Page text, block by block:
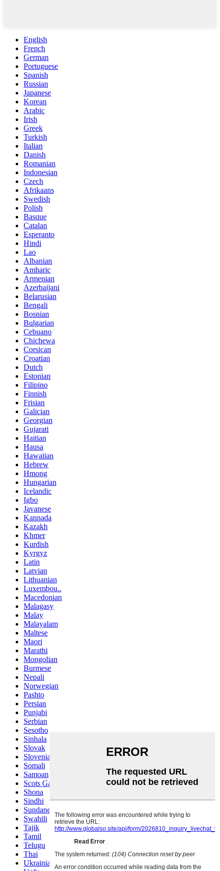
English
French
German
Portuguese
Spanish
Russian
Japanese
Korean
Arabic
Irish
Greek
Turkish
Italian
Danish
Romanian
Indonesian
Czech
Afrikaans
Swedish
Polish
Basque
Catalan
Esperanto
Hindi
Lao
Albanian
Amharic
Armenian
Azerbaijani
Belarusian
Bengali
Bosnian
Bulgarian
Cebuano
Chichewa
Corsican
Croatian
Dutch
Estonian
Filipino
Finnish
Frisian
Galician
Georgian
Gujarati
Haitian
Hausa
Hawaiian
Hebrew
Hmong
Hungarian
Icelandic
Igbo
Javanese
Kannada
Kazakh
Khmer
Kurdish
Kyrgyz
Latin
Latvian
Lithuanian
Luxembou..
Macedonian
Malagasy
Malay
Malayalam
Maltese
Maori
Marathi
Mongolian
Burmese
Nepali
Norwegian
Pashto
Persian
Punjabi
Serbian
Sesotho
Sinhala
Slovak
Slovenian
Somali
Samoan
Scots Gaelic
Shona
Sindhi
Sundanese
Swahili
Tajik
Tamil
Telugu
Thai
Ukrainian